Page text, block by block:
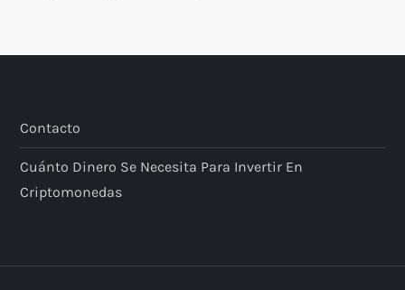
Contacto
Cuánto Dinero Se Necesita Para Invertir En
Criptomonedas